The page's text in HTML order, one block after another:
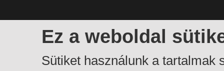
Ez a weboldal
Sütiket használunk a tartalmak